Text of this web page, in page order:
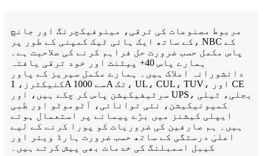
مربوط مصنوعات کی ترقی، مینوفیکچرنگ اور جانچ
کے ساتھ ایک ہائی ٹیک کمپنی کے طور پر، NBC کے
پاس مکمل حسب ضرورت حل فراہم کرنے کی صلاحیت ہے۔
ہمارے پاس 40+ پیٹنٹ اور خود ترقی یافتہ
دانشورانہ املاک ہیں۔ ہمارے مکمل سیریز کے پاور
کنیکٹرز، 1A سے 1000A تک، UL، CUL، TUV، اور CE
سرٹیفیکیشن پاس کر چکے ہیں، اور UPS، بجلی، ٹیلی
کمیونیکیشن، نئی توانائی، آٹوموٹو اور طبی
ایپلی کیشنز میں بڑے پیمانے پر استعمال ہوتے
ہیں۔ ہم صارفین کی ضروریات کو پورا کرنے کے لیے
اعلیٰ درستگی کے ساتھ حسب ضرورت ہارڈ ویئر اور
کیبل اسمبلنگ کی خدمات بھی پیش کرتے ہیں۔